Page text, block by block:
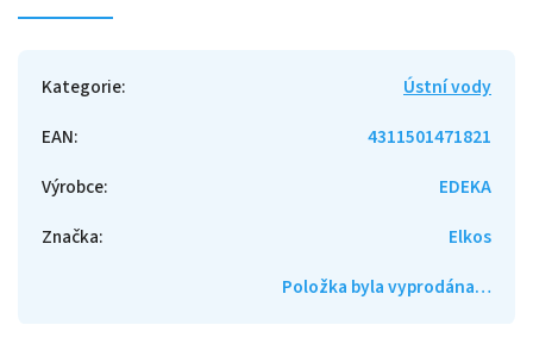
Kategorie:
Ústní vody
EAN:
4311501471821
Výrobce:
EDEKA
Značka:
Elkos
Položka byla vyprodána…